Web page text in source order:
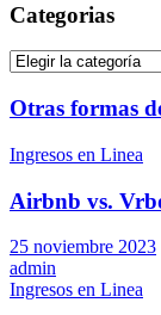
Categorias
Categorias
Otras formas
Ingresos en Linea
Airbnb vs.
25 noviembre 2023
admin
Ingresos en Linea